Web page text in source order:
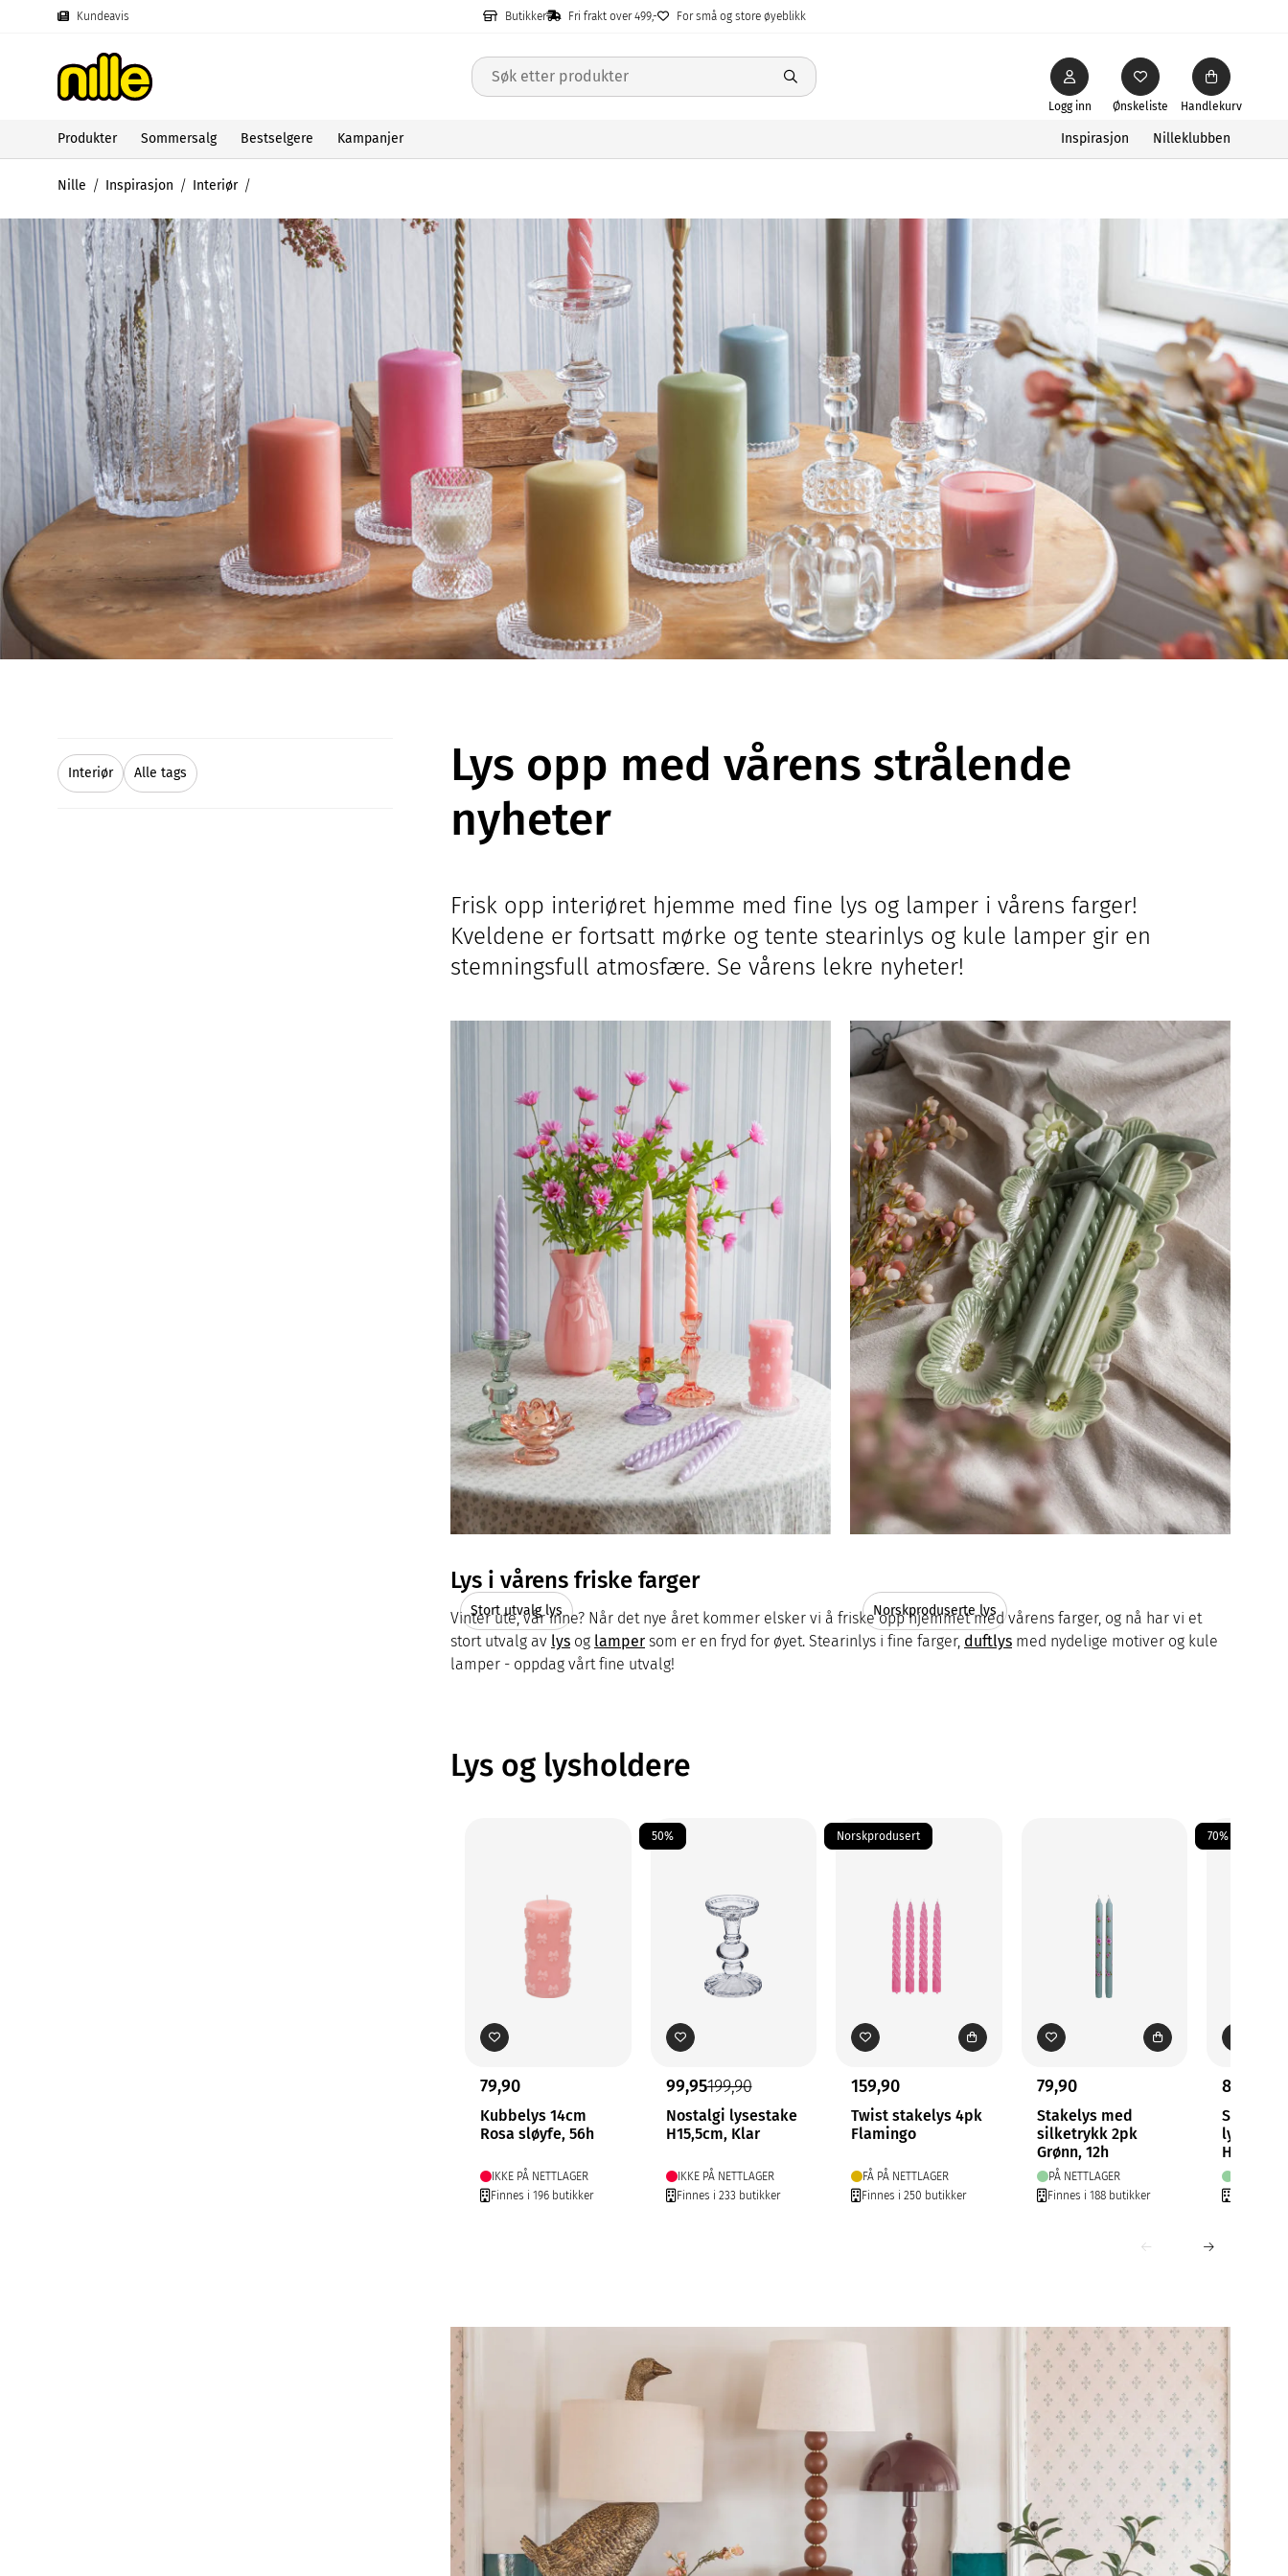
Kundeavis Butikker Fri frakt over 499,- For små og store øyeblikk
Ønskeliste
Logg inn Handlekurv
Produkter Sommersalg Bestselgere Kampanjer Inspirasjon Nilleklubben
Nille Inspirasjon Interiør
Interiør Alle tags
Lys opp med vårens strålende
nyheter
Frisk opp interiøret hjemme med fine lys og lamper i vårens farger!
Kveldene er fortsatt mørke og tente stearinlys og kule lamper gir en
stemningsfull atmosfære. Se vårens lekre nyheter!
Stort utvalg lys Norskproduserte lys
Lys i vårens friske farger
Vinter ute, vår inne? Når det nye året kommer elsker vi å friske opp hjemmet med vårens farger, og nå har vi et
stort utvalg av lys og lamper som er en fryd for øyet. Stearinlys i fine farger, duftlys med nydelige motiver og kule
lamper - oppdag vårt fine utvalg!
Lys og lysholdere
79,90
Kubbelys 14cm
Rosa sløyfe, 56h
IKKE PÅ NETTLAGER
Finnes i 196 butikker
50%
99,95199,90
Nostalgi lysestake
H15,5cm, Klar
IKKE PÅ NETTLAGER
Finnes i 233 butikker
Norskprodusert
159,90
Twist stakelys 4pk
Flamingo
FÅ PÅ NETTLAGER
Finnes i 250 butikker
79,90
Stakelys med
silketrykk 2pk
Grønn, 12h
PÅ NETTLAGER
Finnes i 188 butikker
70%
89,97
lysholder
H15cm